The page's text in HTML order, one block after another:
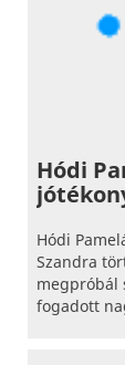
Hódi
Hódi
Szandra
megpróbál
fogadott